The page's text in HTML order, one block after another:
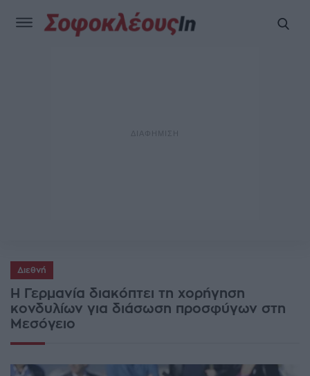
Διεθνή
Η Γερμανία διακόπτει τη χορήγηση
κονδυλίων για διάσωση προσφύγων στη
Μεσόγειο